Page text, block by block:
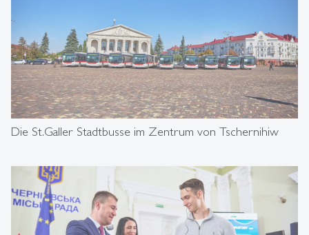
Die St.Galler Stadtbusse im Zentrum von Tschernihiw